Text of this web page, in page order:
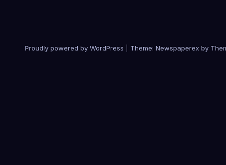
Proudly powered by WordPress Theme: Newspaperex by